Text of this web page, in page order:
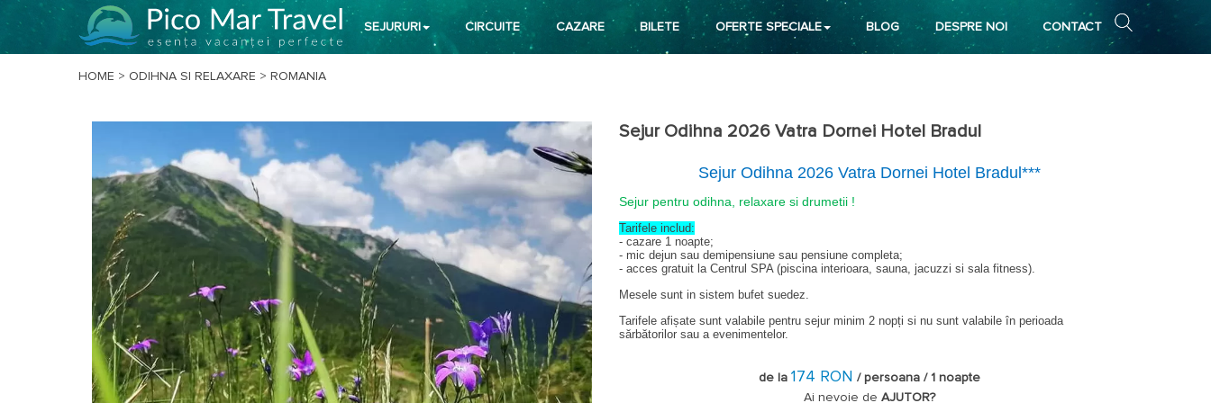
SEJURURI CIRCUITE CAZARE BILETE OFERTE SPECIALE BLOG DESPRE NOI CONTACT
HOME > ODIHNA SI RELAXARE > ROMANIA
Sejur Odihna 2026 Vatra Dornei Hotel Bradul
Sejur Odihna 2026 Vatra Dornei Hotel Bradul***
Sejur pentru odihna, relaxare si drumetii !
Tarifele includ:
- cazare 1 noapte;
- mic dejun sau demipensiune sau pensiune completa;
- acces gratuit la Centrul SPA (piscina interioara, sauna, jacuzzi si sala fitness).
Mesele sunt in sistem bufet suedez.
Tarifele afișate sunt valabile pentru sejur minim 2 nopți si nu sunt valabile în perioada
sărbătorilor sau a evenimentelor.
- 1 copil 0 -1,99 ani, in camera cu 2 adulți, beneficiază de gratuitate la cazare cu mic dejun fără
de la 174 RON / persoana / 1 noapte
Ai nevoie de AJUTOR?